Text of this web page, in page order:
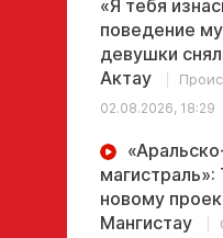
«Я тебя
поведение
девушки
Актау
02.08.2026, 18:29
магистраль»:
новому
Мангистау